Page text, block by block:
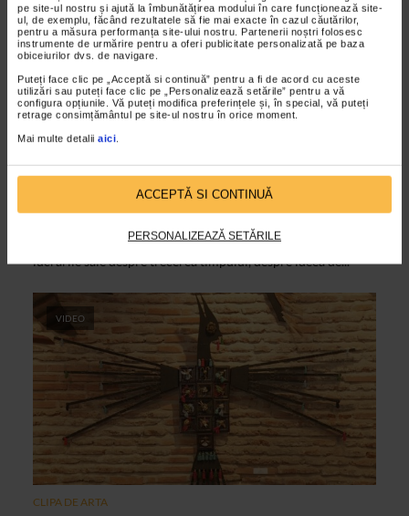
pe site-ul nostru și ajută la îmbunătățirea modului în care funcționează site-
ul, de exemplu, făcând rezultatele să fie mai exacte în cazul căutărilor,
pentru a măsura performanța site-ului nostru. Partenerii noștri folosesc
instrumente de urmărire pentru a oferi publicitate personalizată pe baza
obiceiurilor dvs. de navigare.
Puteți face clic pe „Acceptă si continuă” pentru a fi de acord cu aceste
utilizări sau puteți face clic pe „Personalizează setările” pentru a vă
configura opțiunile. Vă puteți modifica preferințele și, în special, vă puteți
retrage consimțământul pe site-ul nostru în orice moment.
Mai multe detalii aici
ACCEPTĂ SI CONTINUĂ
PERSONALIZEAZĂ SETĂRILE
Costel Iacob – Timpul inghetat
instrumente muzicale, artistul Costel Iacob vorbeste in
lucrarile sale despre trecerea timpului, despre ideea de...
VIDEO
CLIPA DE ARTA